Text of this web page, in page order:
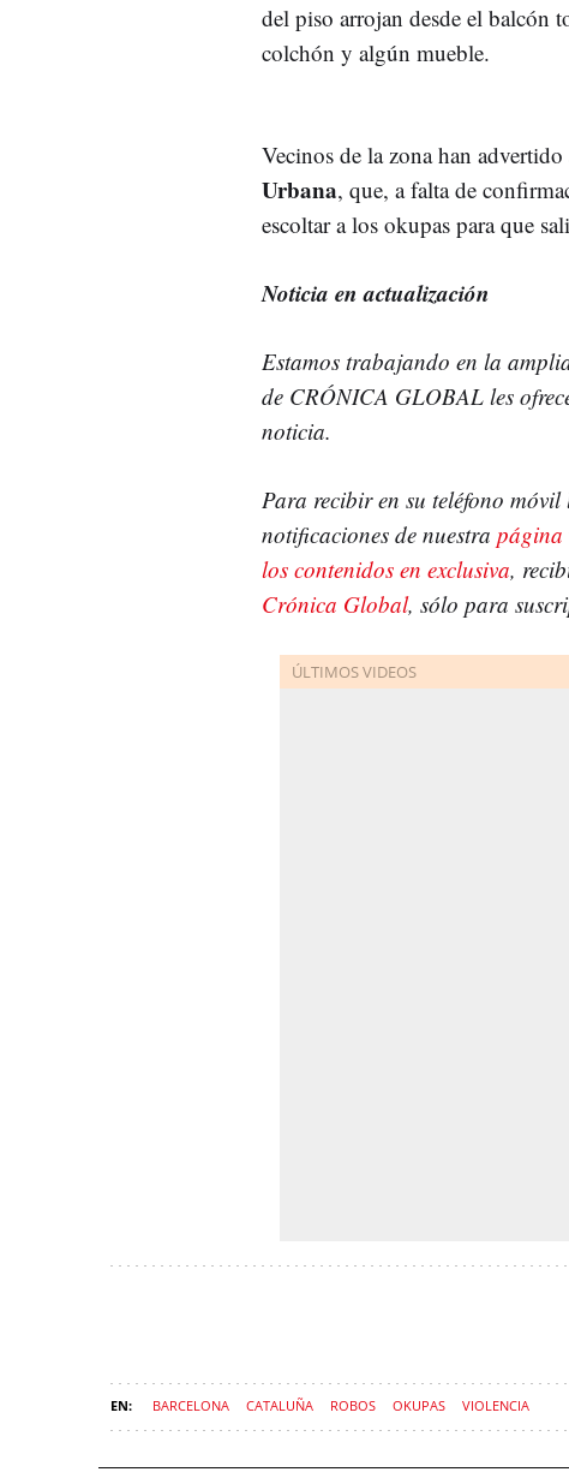
del piso arrojan desde el balcón
colchón y algún mueble.
Vecinos de la zona han advertido
Urbana, que, a falta de
escoltar a los okupas para que
Noticia en actualización
Estamos trabajando en la
de CRÓNICA GLOBAL les
noticia.
Para recibir en su teléfono
notificaciones de nuestra página
los contenidos en exclusiva,
Crónica Global, sólo para
BARCELONA CATALUÑA ROBOS OKUPAS VIOLENCIA